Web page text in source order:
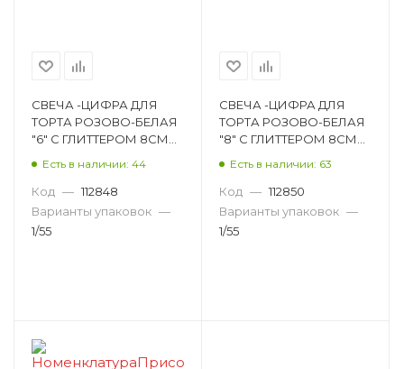
СВЕЧА -ЦИФРА ДЛЯ
ТОРТА РОЗОВО-БЕЛАЯ
"6" С ГЛИТТЕРОМ 8СМ
Есть в наличии: 44
Код — 112848
Варианты упаковок —
1/55
СВЕЧА -ЦИФРА ДЛЯ
ТОРТА РОЗОВО-БЕЛАЯ
"8" С ГЛИТТЕРОМ 8СМ
Есть в наличии: 63
Код — 112850
Варианты упаковок —
1/55